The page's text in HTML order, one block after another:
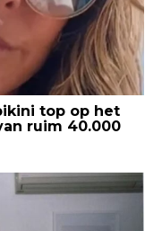
top op het
ruim 40.000